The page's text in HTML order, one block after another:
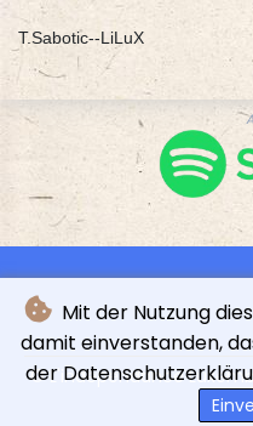
Mit der Nutzung
damit einverstanden,
der
T.Sabotic--LiLuX
© L'indépendance